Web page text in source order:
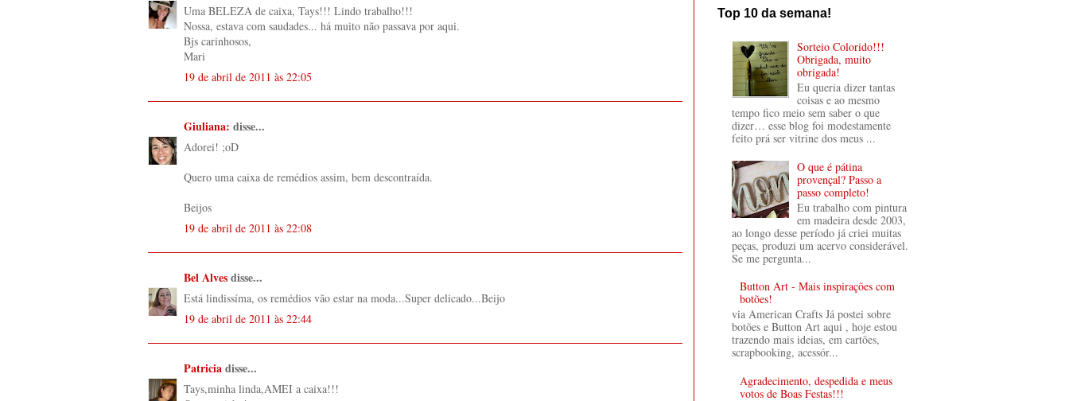
Uma BELEZA de caixa, Tays!!! Lindo trabalho!!!
Nossa, estava com saudades... há muito não passava por aqui.
Bjs carinhosos,
Mari
19 de abril de 2011 às 22:05
Giuliana: disse...
Adorei! ;oD
Quero uma caixa de remédios assim, bem descontraída.
Beijos
19 de abril de 2011 às 22:08
Bel Alvesdisse...
Está lindissíma, os remédios vão estar na moda...Super delicado...Beijo
19 de abril de 2011 às 22:44
Patriciadisse...
Tays,minha linda,AMEI a caixa!!!
Top 10 da semana!
Sorteio Colorido!!!
Obrigada, muito
obrigada!
Eu queria dizer tantas
coisas e ao mesmo
tempo fico meio sem saber o que
dizer… esse blog foi modestamente
feito prá ser vitrine dos meus ...
O que é pátina
provençal? Passo a
passo completo!
Eu trabalho com pintura
em madeira desde 2003,
ao longo desse período já criei muitas
peças, produzi um acervo considerável.
Se me pergunta...
Button Art - Mais inspirações com
botões!
via American Crafts Já postei sobre
botões e Button Art aqui , hoje estou
trazendo mais ideias, em cartões,
scrapbooking, acessór...
Agradecimento, despedida e meus
votos de Boas Festas!!!